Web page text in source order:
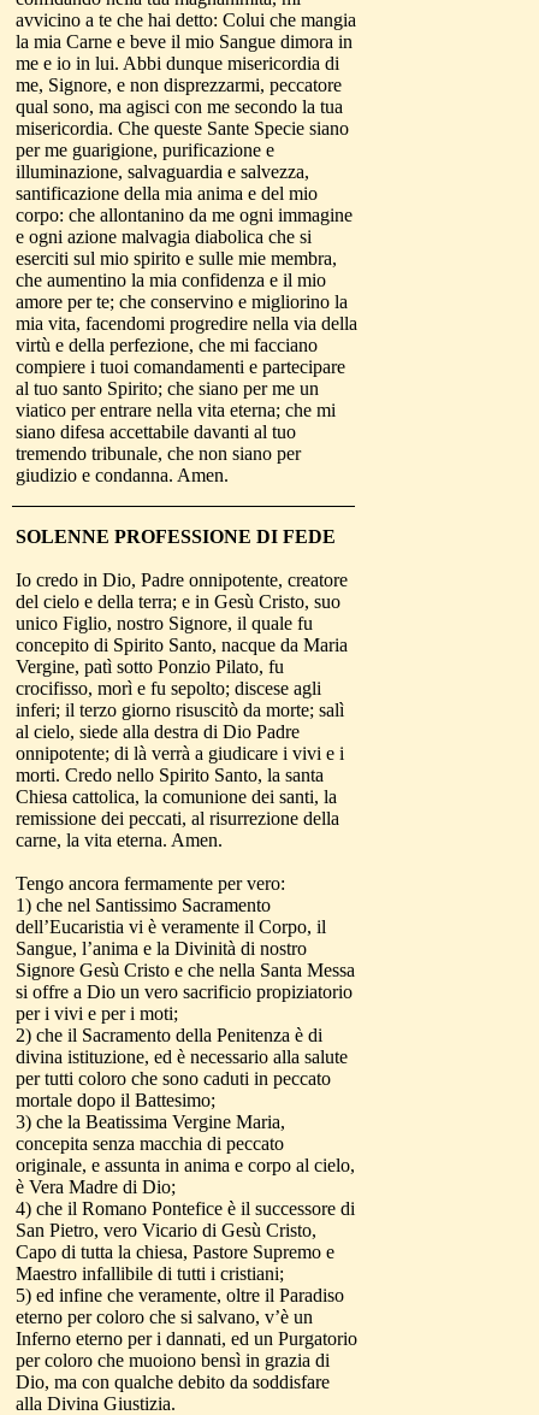
avvicino a te che hai detto: Colui che mangia
la mia Carne e beve il mio Sangue dimora in
me e io in lui. Abbi dunque misericordia di
me, Signore, e non disprezzarmi, peccatore
qual sono, ma agisci con me secondo la tua
misericordia. Che queste Sante Specie siano
per me guarigione, purificazione e
illuminazione, salvaguardia e salvezza,
santificazione della mia anima e del mio
corpo: che allontanino da me ogni immagine
e ogni azione malvagia diabolica che si
eserciti sul mio spirito e sulle mie membra,
che aumentino la mia confidenza e il mio
amore per te; che conservino e migliorino la
mia vita, facendomi progredire nella via della
virtù e della perfezione, che mi facciano
compiere i tuoi comandamenti e partecipare
al tuo santo Spirito; che siano per me un
viatico per entrare nella vita eterna; che mi
siano difesa accettabile davanti al tuo
tremendo tribunale, che non siano per
giudizio e condanna. Amen.
SOLENNE PROFESSIONE DI FEDE
Io credo in Dio, Padre onnipotente, creatore
del cielo e della terra; e in Gesù Cristo, suo
unico Figlio, nostro Signore, il quale fu
concepito di Spirito Santo, nacque da Maria
Vergine, patì sotto Ponzio Pilato, fu
crocifisso, morì e fu sepolto; discese agli
inferi; il terzo giorno risuscitò da morte; salì
al cielo, siede alla destra di Dio Padre
onnipotente; di là verrà a giudicare i vivi e i
morti. Credo nello Spirito Santo, la santa
Chiesa cattolica, la comunione dei santi, la
remissione dei peccati, al risurrezione della
carne, la vita eterna. Amen.
Tengo ancora fermamente per vero:
1) che nel Santissimo Sacramento
dell’Eucaristia vi è veramente il Corpo, il
Sangue, l’anima e la Divinità di nostro
Signore Gesù Cristo e che nella Santa Messa
si offre a Dio un vero sacrificio propiziatorio
per i vivi e per i moti;
2) che il Sacramento della Penitenza è di
divina istituzione, ed è necessario alla salute
per tutti coloro che sono caduti in peccato
mortale dopo il Battesimo;
3) che la Beatissima Vergine Maria,
concepita senza macchia di peccato
originale, e assunta in anima e corpo al cielo,
è Vera Madre di Dio;
4) che il Romano Pontefice è il successore di
San Pietro, vero Vicario di Gesù Cristo,
Capo di tutta la chiesa, Pastore Supremo e
Maestro infallibile di tutti i cristiani;
5) ed infine che veramente, oltre il Paradiso
eterno per coloro che si salvano, v’è un
Inferno eterno per i dannati, ed un Purgatorio
per coloro che muoiono bensì in grazia di
Dio, ma con qualche debito da soddisfare
alla Divina Giustizia.